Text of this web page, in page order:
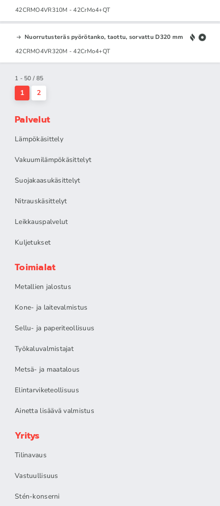
42CRMO4VR310M - 42CrMo4+QT
Nuorrutusteräs pyörötanko, taottu, sorvattu D320 mm
42CRMO4VR320M - 42CrMo4+QT
1 - 50 / 85
1 2
Palvelut
Lämpökäsittely
Vakuumilämpökäsittelyt
Suojakaasukäsittelyt
Nitrauskäsittelyt
Leikkauspalvelut
Kuljetukset
Toimialat
Metallien jalostus
Kone- ja laitevalmistus
Sellu- ja paperiteollisuus
Työkaluvalmistajat
Metsä- ja maatalous
Elintarviketeollisuus
Ainetta lisäävä valmistus
Yritys
Tilinavaus
Vastuullisuus
Stén-konserni